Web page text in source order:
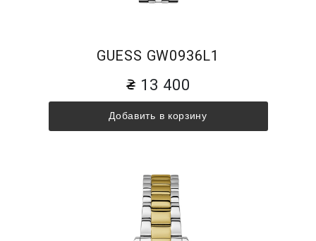
GUESS GW0936L1
13 400
Добавить в корзину